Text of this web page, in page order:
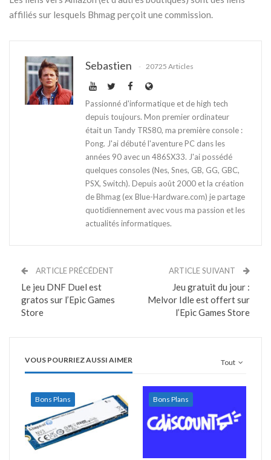
affiliés sur lesquels Bhmag perçoit une commission.
Sebastien 20725 Articles
Passionné d'informatique et de high tech
depuis toujours. Mon premier ordinateur
était un Tandy TRS80, ma première console :
Pong. J'ai débuté l'aventure PC dans les
années 90 avec un 486SX33. J'ai possédé
quelques consoles (Nes, Snes, GB, GG, GBC,
PSX, Switch). Depuis août 2000 et la création
de Bhmag (ex Blue-Hardware.com) je partage
quotidiennement avec vous ma passion et les
actualités informatiques.
ARTICLE PRÉCÉDENT
Le jeu DNF Duel est
gratos sur l’Epic Games
Store
ARTICLE SUIVANT
Jeu gratuit du jour :
Melvor Idle est offert sur
l’Epic Games Store
Tout
VOUS POURRIEZ AUSSI AIMER
Bons Plans Bons Plans